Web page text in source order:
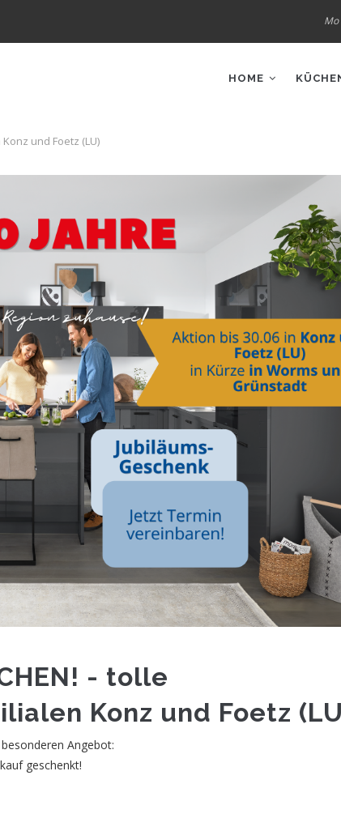
Mo
HOME
Konz und Foetz (LU)
- tolle
Konz und Foetz
Angebot:
geschenkt!